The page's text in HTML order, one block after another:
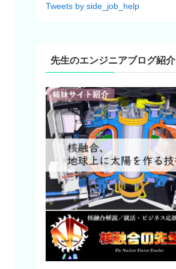
Tweets by side_job_help
先生のエンジニアブログ紹介